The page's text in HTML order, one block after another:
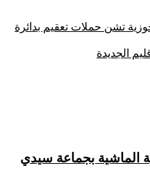
تشن حملات تعقيم بدائرة
الجديدة
الماشية بجماعة سيدي